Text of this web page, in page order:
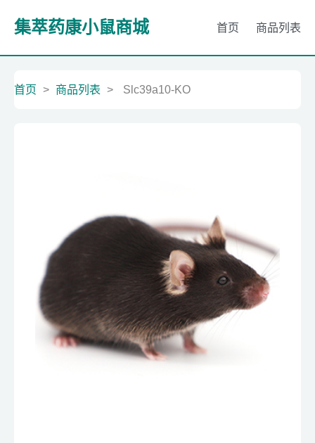
集萃药康小鼠商城 首页 商品列表
首页 > 商品列表 > Slc39a10-KO